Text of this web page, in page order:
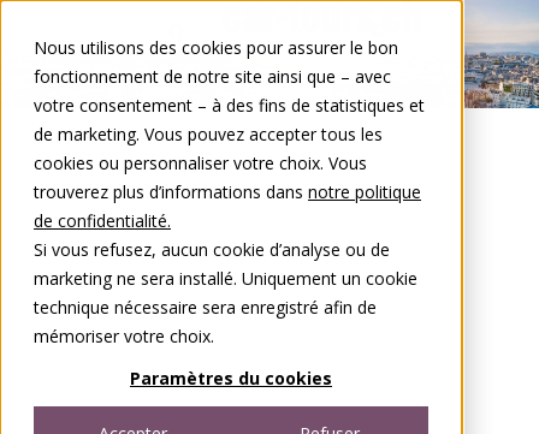
Nous utilisons des cookies pour assurer le bon
fonctionnement de notre site ainsi que – avec
votre consentement – à des fins de statistiques et
de marketing. Vous pouvez accepter tous les
cookies ou personnaliser votre choix. Vous
trouverez plus d’informations dans notre politique
de confidentialité.
Si vous refusez, aucun cookie d’analyse ou de
marketing ne sera installé. Uniquement un cookie
technique nécessaire sera enregistré afin de
mémoriser votre choix.
Paramètres du cookies
Open menu